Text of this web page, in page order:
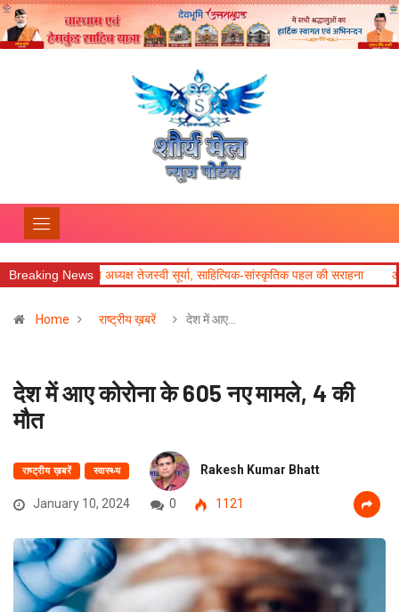
Breaking News
अध्यक्ष तेजस्वी सूर्या, साहित्यिक-सांस्कृतिक पहल की सराहना आज का राशिफल
Home राष्ट्रीय ख़बरें देश में आए…
देश में आए कोरोना के 605 नए मामले, 4 की
मौत
राष्ट्रीय ख़बरें स्वास्थ्य Rakesh Kumar Bhatt
January 10, 2024 0 1121